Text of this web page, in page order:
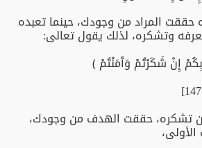
حققت المراد من وجودك، حينما تعبده
وتشكره، لذلك يقول تعالى:
إِنْ شَكَرْتُمْ وَآَمَنْتُمْ ﴾
تشكره، حققت الهدف من وجودك،